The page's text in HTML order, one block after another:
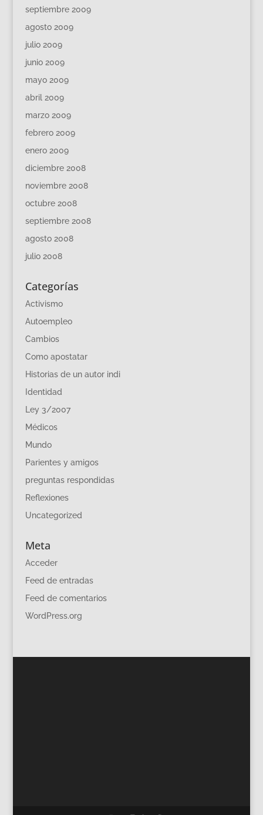
septiembre 2009
agosto 2009
julio 2009
junio 2009
mayo 2009
abril 2009
marzo 2009
febrero 2009
enero 2009
diciembre 2008
noviembre 2008
octubre 2008
septiembre 2008
agosto 2008
julio 2008
Categorías
Activismo
Autoempleo
Cambios
Como apostatar
Historias de un autor indi
Identidad
Ley 3/2007
Médicos
Mundo
Parientes y amigos
preguntas respondidas
Reflexiones
Uncategorized
Meta
Acceder
Feed de entradas
Feed de comentarios
WordPress.org